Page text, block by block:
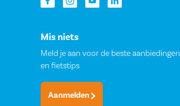
Mis niets
Meld je aan voor de beste aanbiedingen
en fietstips
Aanmelden